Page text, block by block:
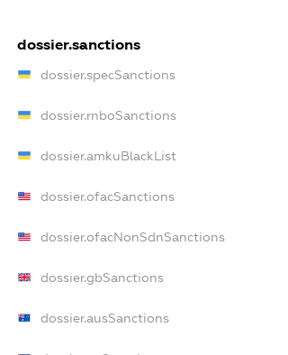
dossier.sanctions
dossier.specSanctions
dossier.rnboSanctions
dossier.amkuBlackList
dossier.ofacSanctions
dossier.ofacNonSdnSanctions
dossier.gbSanctions
dossier.ausSanctions